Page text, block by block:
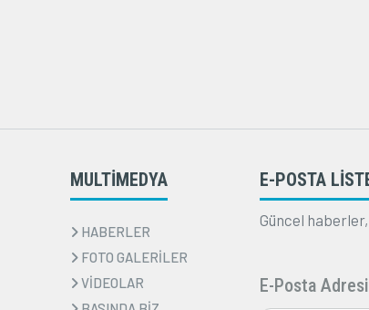
MULTİMEDYA
HABERLER
FOTO GALERİLER
VİDEOLAR
E-POSTA
Güncel
E-Posta